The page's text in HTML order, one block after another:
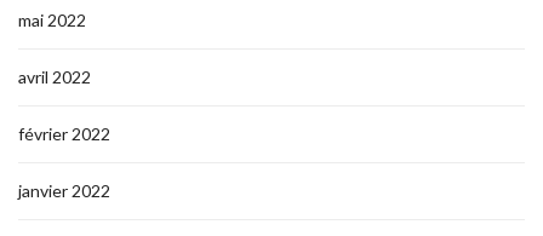
mai 2022
avril 2022
février 2022
janvier 2022